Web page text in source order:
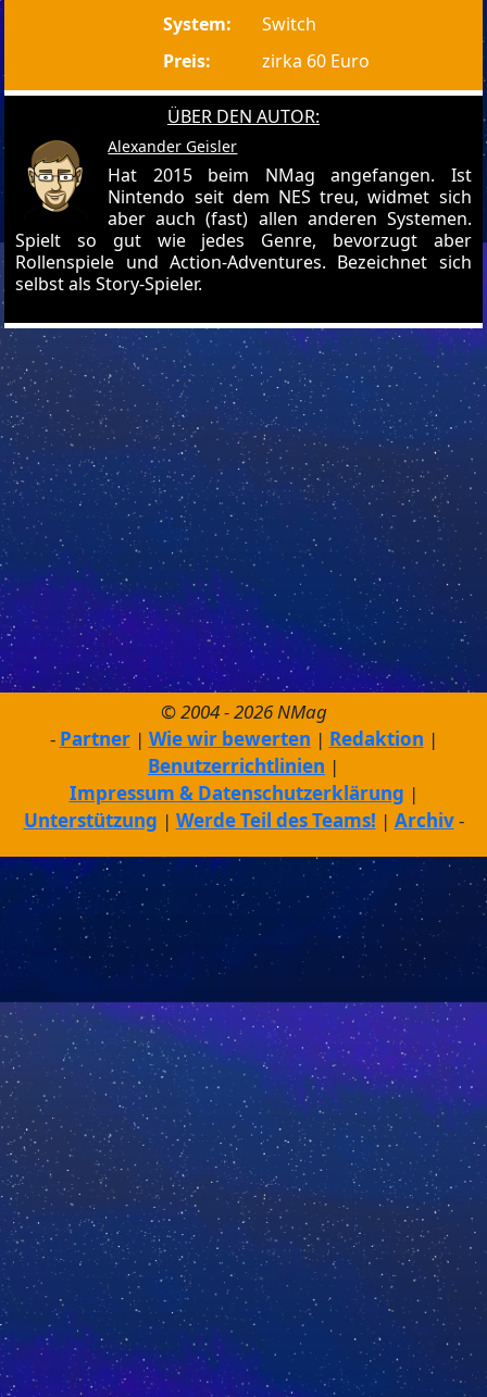
System:
Switch
Preis:
zirka 60 Euro
ÜBER DEN AUTOR:
Alexander Geisler
Hat 2015 beim NMag angefangen. Ist
Nintendo seit dem NES treu, widmet sich
aber auch (fast) allen anderen Systemen.
Spielt so gut wie jedes Genre, bevorzugt aber
Rollenspiele und Action-Adventures. Bezeichnet sich
selbst als Story-Spieler.
© 2004 - 2026 NMag
Partner
Wie wir bewerten
Redaktion
Benutzerrichtlinien
Impressum & Datenschutzerklärung
Unterstützung
Werde Teil des Teams! Archiv